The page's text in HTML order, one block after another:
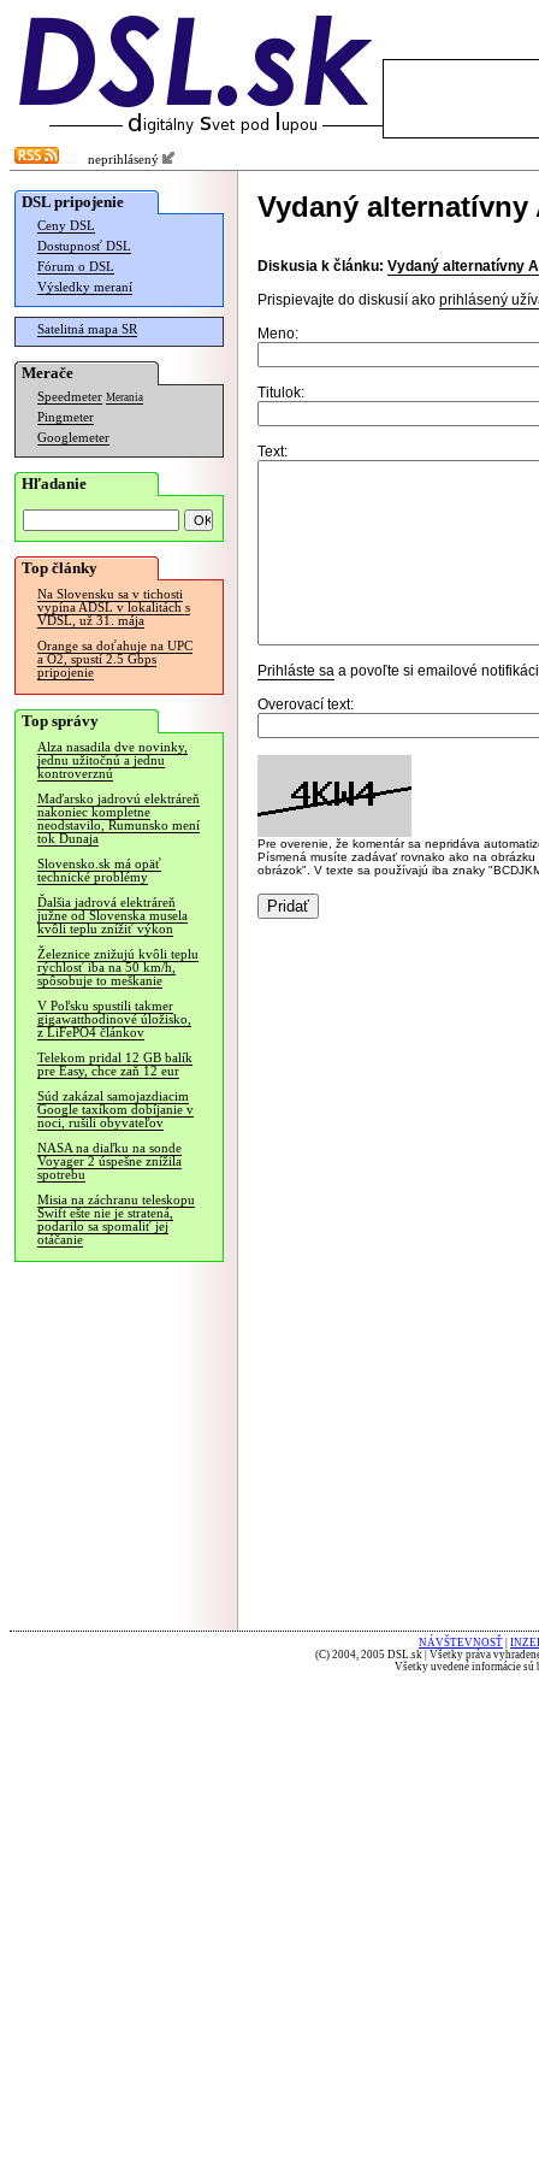
neprihlásený
DSL pripojenie
Ceny DSL
Dostupnosť DSL
Fórum o DSL
Výsledky meraní
Satelitná mapa SR
Merače
Speedmeter Merania
Pingmeter
Googlemeter
Hľadanie
Top články
Na Slovensku sa v tichosti
vypína ADSL v lokalitách s
VDSL, už 31. mája
Orange sa doťahuje na UPC
a O2, spustí 2.5 Gbps
pripojenie
Top správy
Alza nasadila dve novinky,
jednu užitočnú a jednu
kontroverznú
Maďarsko jadrovú elektráreň
nakoniec kompletne
neodstavilo, Rumunsko mení
tok Dunaja
Slovensko.sk má opäť
technické problémy
Ďalšia jadrová elektráreň
južne od Slovenska musela
kvôli teplu znížiť výkon
Železnice znižujú kvôli teplu
rýchlosť iba na 50 km/h,
spôsobuje to meškanie
V Poľsku spustili takmer
gigawatthodinové úložisko,
z LiFePO4 článkov
Telekom pridal 12 GB balík
pre Easy, chce zaň 12 eur
Súd zakázal samojazdiacim
Google taxíkom dobíjanie v
noci, rušili obyvateľov
NASA na diaľku na sonde
Voyager 2 úspešne znížila
spotrebu
Misia na záchranu teleskopu
Swift ešte nie je stratená,
podarilo sa spomaliť jej
otáčanie
Vydaný alternatívny
Diskusia k článku: Vydaný alternatívny
Prispievajte do diskusií ako prihlásený
Meno:
Titulok:
Text:
Prihláste sa a povoľte si emailové
Overovací text:
Pre overenie, že komentár sa nepridáva
Písmená musíte zadávať rovnako ako na
obrázok". V texte sa používajú iba znaky
NÁVŠTEVNOSŤ
(C) 2004, 2005 DSL.sk | Všetky práva
Všetky uvedené informácie sú